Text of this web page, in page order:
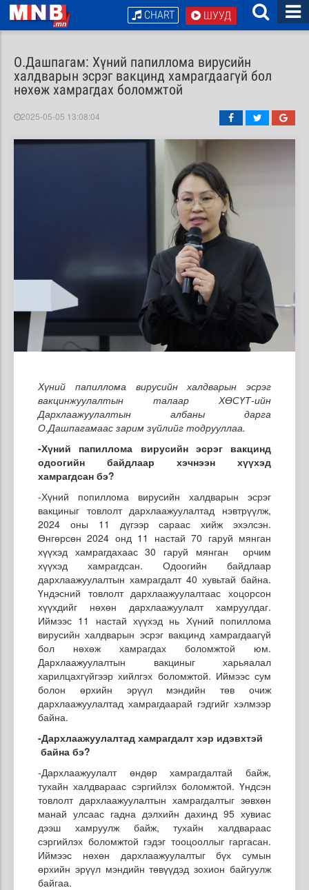
ШУУД
CHART
О.Дашпагам: Хүний папиллома вирусийн
халдварын эсрэг вакцинд хамрагдаагүй бол
нөхөж хамрагдах боломжтой
2025-05-05 13:08:04
Хүний папиллома вирусийн халдварын эсрэг
вакцинжуулалтын талаар ХӨСҮТ-ийн
Дархлаажуулалтын албаны дарга
О.Дашпагамаас зарим зүйлийг тодрууллаа.
-Хүний папиллома вирусийн эсрэг вакцинд
одоогийн байдлаар хэчнээн хүүхэд
хамрагдсан бэ?
-Хүний попиллома вирусийн халдварын эсрэг
вакциныг товлолт дархлаажуулалтад нэвтрүүлж,
2024 оны 11 дүгээр сараас хийж эхэлсэн.
Өнгөрсөн 2024 онд 11 настай 70 гаруй мянган
хүүхэд хамрагдахаас 30 гаруй мянган орчим
хүүхэд хамрагдсан. Одоогийн байдлаар
дархлаажуулалтын хамрагдалт 40 хувьтай байна.
Үндэсний товлолт дархлаажуулалтаас хоцорсон
хүүхдийг нөхөн дархлаажуулалт хамруулдаг.
Иймээс 11 настай хүүхэд нь Хүний попиллома
вирусийн халдварын эсрэг вакцинд хамрагдаагүй
бол нөхөж хамрагдах боломжтой юм.
Дархлаажуулалтын вакциныг харьяалал
харилцахгүйгээр хийлгэх боломжтой. Иймээс сум
болон өрхийн эрүүл мэндийн төв очиж
дархлаажуулалтад хамрагдаарай гэдгийг хэлмээр
байна.
-Дархлаажуулалтад хамрагдалт хэр идэвхтэй
байна бэ?
-Дархлаажуулалт өндөр хамрагдалтай байж,
тухайн халдвараас сэргийлэх боломжтой. Үндсэн
товлолт дархлаажуулалтын хамрагдалтыг зөвхөн
манай улсаас гадна дэлхийн дахинд 95 хувиас
дээш хамруулж байж, тухайн халдвараас
сэргийлэх боломжтой гэдэг тооцооллыг гаргасан.
Иймээс нөхөн дархлаажуулалтыг бүх сумын
өрхийн эрүүл мэндийн төвүүдэд зохион байгуулж
байгаа.